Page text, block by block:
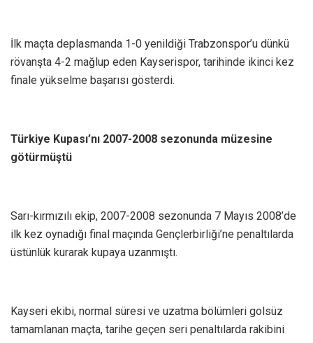
İlk maçta deplasmanda 1-0 yenildiği Trabzonspor’u dünkü
rövanşta 4-2 mağlup eden Kayserispor, tarihinde ikinci kez
finale yükselme başarısı gösterdi.
Türkiye Kupası’nı 2007-2008 sezonunda müzesine
götürmüştü
Sarı-kırmızılı ekip, 2007-2008 sezonunda 7 Mayıs 2008’de
ilk kez oynadığı final maçında Gençlerbirliği’ne penaltılarda
üstünlük kurarak kupaya uzanmıştı.
Kayseri ekibi, normal süresi ve uzatma bölümleri golsüz
tamamlanan maçta, tarihe geçen seri penaltılarda rakibini